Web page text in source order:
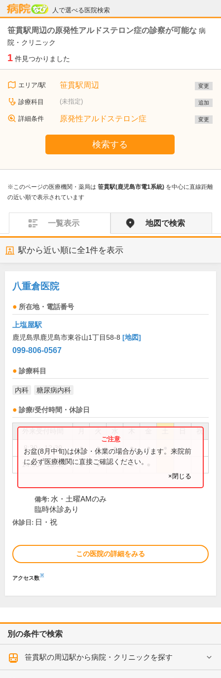
人で選べる医院検索
病院なび
笹貫駅周辺の原発性アルドステロン症の診察が可能な 病
院・クリニック
1 件見つかりました
エリア/駅 笹貫駅周辺 変更
診療科目 (未指定) 追加
詳細条件 原発性アルドステロン症 変更
検索する
※このページの医療機関・薬局は 笹貫駅(鹿児島市電1系統) を中心に直線距離
の近い順で表示されています
一覧表示 地図で検索
駅から近い順に全1件を表示
八重倉医院
所在地・電話番号
上塩屋駅
鹿児島県鹿児島市東谷山1丁目58-8 [地図]
099-806-0567
診療科目
内科 糖尿病内科
診療/受付時間・休診日
祝
8:30～12:30 ● ● ● ● ●
14:00～18:30 ● ● ●
お盆(8月中旬)は休診・休業の場合があります。来院前
に必ず医療機関に直接ご確認ください。
×閉じる
備考: 水・土曜AMのみ
臨時休診あり
休診日: 日・祝
この医院の詳細をみる
アクセス数※
別の条件で検索
笹貫駅の周辺駅から病院・クリニックを探す